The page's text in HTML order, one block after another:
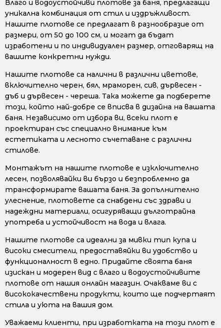
Влаго и водоустойчиви плотове за баня, предлагащи
уникална комбинация от стил и издръжливост.
Нашите плотове се предлагат в разнообразие от
размери, от 50 до 100 см, и могат да бъдат
изработени и по индивидуален размер, отговарящ на
вашите конкретни нужди.
Нашите плотове са налични в различни цветове,
включително черен, бял, мраморен, сив, дървесен -
дъб и дървесен - череша. Така можете да подберете
този, който най-добре се вписва в дизайна на вашата
баня. Независимо от избора ви, всеки плот е
проектиран със специално внимание към
естетиката и лесното съчетаване с различни
стилове.
Монтажът на нашите плотове е изключително
лесен, позволявайки ви бързо и безпроблемно да
трансформирате вашата баня. За допълнително
улеснение, плотовете са снабдени със здрави и
надеждни материали, осигуряващи дълготрайна
употреба и устойчивост на вода и влага.
Нашите плотове са идеални за мивки тип купа и
високи смесители, предоставяйки ви удобство и
функционалност в едно. Придайте своята баня
изискан и модерен вид с влаго и водоустойчивите
плотове от нашия онлайн магазин. Очакваме ви с
висококачествени продукти, които ще подчертаят
стила и уюта на вашия дом.
Уважаеми клиенти, при изработката на този плот е